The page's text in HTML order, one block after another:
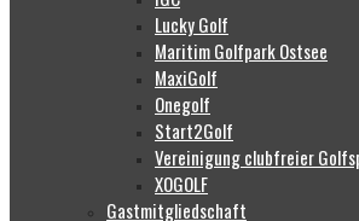
Lucky Golf
Maritim Golfpark Ostsee
MaxiGolf
Onegolf
Start2Golf
Vereinigung clubfreier
XOGOLF
Gastmitgliedschaft